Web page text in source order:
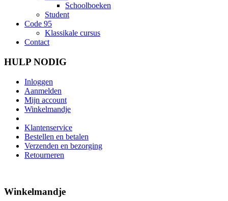
Schoolboeken
Student
Code 95
Klassikale cursus
Contact
HULP NODIG
Inloggen
Aanmelden
Mijn account
Winkelmandje
Klantenservice
Bestellen en betalen
Verzenden en bezorging
Retourneren
Winkelmandje